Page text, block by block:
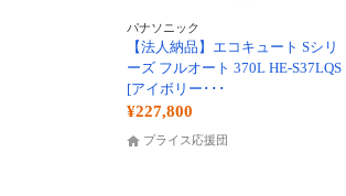
パナソニック
【法人納品】エコキュート Sシリ
ーズ フルオート 370L HE-S37LQS
[アイボリー･･･
¥227,800
プライス応援団